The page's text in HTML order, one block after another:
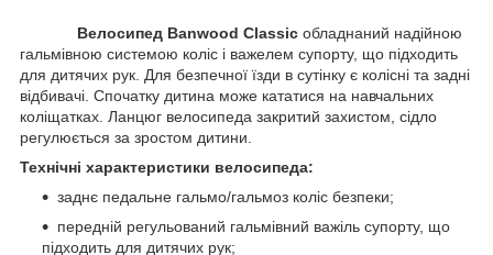
Велосипед Banwood Classic обладнаний надійною
гальмівною системою коліс і важелем супорту, що підходить
для дитячих рук. Для безпечної їзди в сутінку є колісні та задні
відбивачі. Спочатку дитина може кататися на навчальних
коліщатках. Ланцюг велосипеда закритий захистом, сідло
регулюється за зростом дитини.
Технічні характеристики велосипеда:
заднє педальне гальмо/гальмоз коліс безпеки;
передній регульований гальмівний важіль супорту, що
підходить для дитячих рук;